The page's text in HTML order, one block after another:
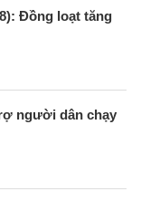
Đồng loạt tăng
người dân chạy